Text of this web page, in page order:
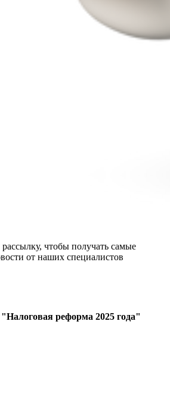
чтобы получать самые
от наших специалистов
реформа 2025 года"